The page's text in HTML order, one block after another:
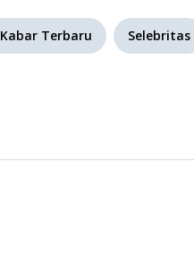
Kabar Terbaru Selebritas